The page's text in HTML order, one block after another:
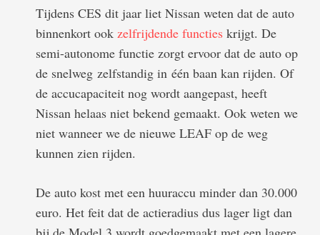
Tijdens CES dit jaar liet Nissan weten dat de auto
binnenkort ook zelfrijdende functies krijgt. De
semi-autonome functie zorgt ervoor dat de auto op
de snelweg zelfstandig in één baan kan rijden. Of
de accucapaciteit nog wordt aangepast, heeft
Nissan helaas niet bekend gemaakt. Ook weten we
niet wanneer we de nieuwe LEAF op de weg
kunnen zien rijden.
De auto kost met een huuraccu minder dan 30.000
euro. Het feit dat de actieradius dus lager ligt dan